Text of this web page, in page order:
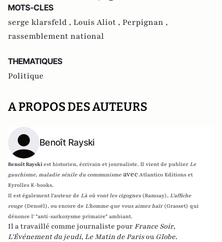
MOTS-CLES
serge klarsfeld , Louis Aliot , Perpignan ,
rassemblement national
THEMATIQUES
Politique
A PROPOS DES AUTEURS
Benoît Rayski
Benoît Rayskiest historien, écrivain et journaliste. Il vient de publier Le
gauchisme, maladie sénile du communisme avec Atlantico Editions et
Eyrolles E-books.
Il est également l'auteur de Là où vont les cigognes (Ramsay), L'affiche
rouge (Denoël), ou encore de L'homme que vous aimez haïr (Grasset) qui
dénonce l' "anti-sarkozysme primaire" ambiant.
Il a travaillé comme journaliste pour France Soir,
L'Événement du jeudi, Le Matin de Parisou Globe.